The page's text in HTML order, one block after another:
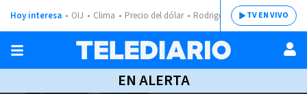
Hoy interesa OIJ Clima Precio del dólar Rodrigo ChavesTV EN VIVO
EN ALERTA